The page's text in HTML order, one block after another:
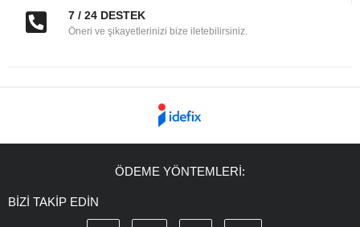
7 / 24 DESTEK
Öneri ve şikayetlerinizi bize iletebilirsiniz.
ÖDEME YÖNTEMLERİ:
BİZİ TAKİP EDİN